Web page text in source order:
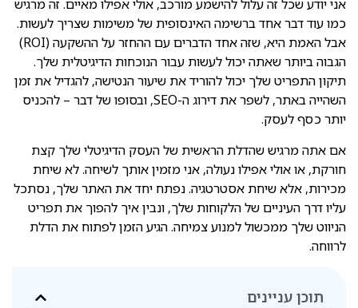
אני יודע שכל זה עלול להישמע מורכב, אולי אפילו מאיים. זה מרגיש
כמו עוד דבר אחד ברשימה האינסופית של משימות שצריך לעשות.
אבל האמת היא, שזה אחד הדברים עם ההחזר על ההשקעה (ROI)
הגבוה ביותר שאתה יכול לעשות עבור הנוכחות הדיגיטלית שלך.
תיקון התפריט שלך יכול להוריד את שיעור הנטישה, להגדיל את זמן
השהייה באתר, לשפר את דירוג ה-SEO, ובסופו של דבר – להכניס
יותר כסף לעסק.
אם אתה מרגיש שהדלת הראשית של העסק הדיגיטלי שלך קצת
חורקת, או אולי אפילו נעולה, אני מזמין אותך לשיחה. לא שיחת
מכירות, אלא שיחת אסטרטגיה. נפתח יחד את האתר שלך, נסתכל
עליו דרך העיניים של הלקוחות שלך, ונבין איך להפוך את תפריט
הניווט שלך ממכשול למנוע צמיחה. הגיע הזמן לפתוח את הדלת
לרווחה.
תוכן עניינים